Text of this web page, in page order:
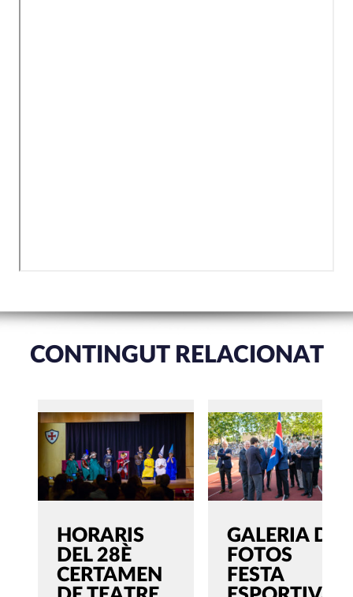
CONTINGUT RELACIONAT
HORARIS
DEL 28È
CERTAMEN
GALERIA DE
FOTOS
FESTA